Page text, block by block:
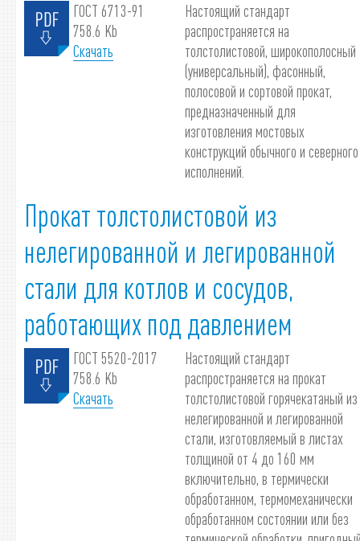
ГОСТ 6713-91
758.6 Kb
Скачать
Настоящий стандарт
распространяется на
толстолистовой, широкополосный
(универсальный), фасонный,
полосовой и сортовой прокат,
предназначенный для
изготовления мостовых
конструкций обычного и северного
исполнений.
Прокат толстолистовой из
нелегированной и легированной
стали для котлов и сосудов,
работающих под давлением
ГОСТ 5520-2017
758.6 Kb
Скачать
Настоящий стандарт
распространяется на прокат
толстолистовой горячекатаный из
нелегированной и легированной
стали, изготовляемый в листах
толщиной от 4 до 160 мм
включительно, в термически
обработанном, термомеханически
обработанном состоянии или без